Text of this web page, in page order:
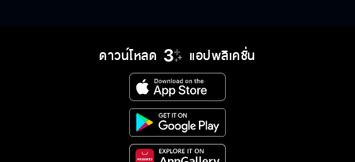
ดาวน์โหลด แอปพลิเคชั่น